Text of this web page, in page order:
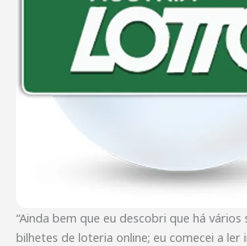
“Ainda bem que eu descobri que há vários
bilhetes de loteria online; eu comecei a ler